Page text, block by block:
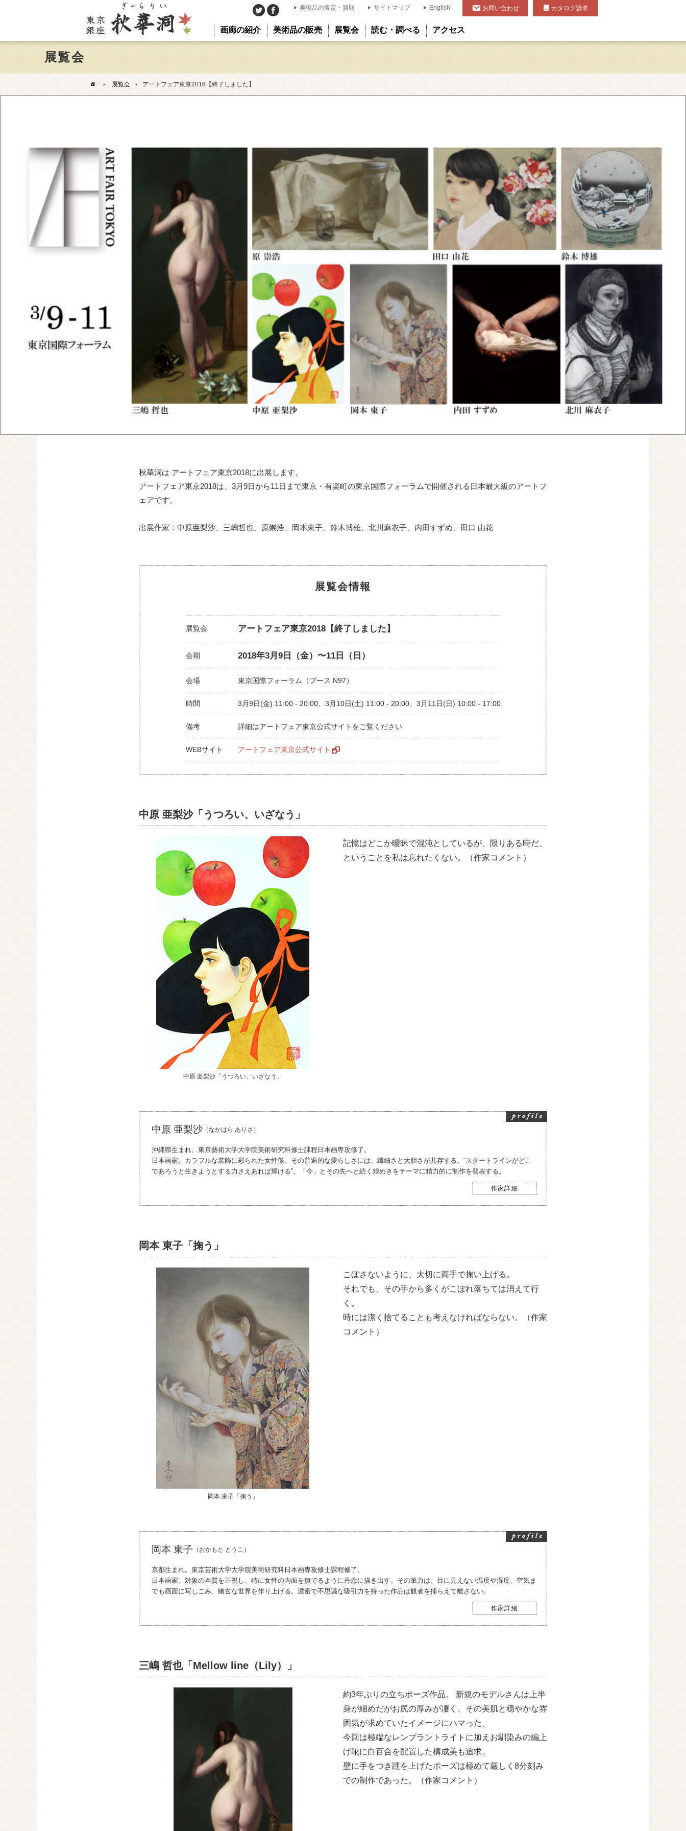
絵画骨董買取プロ
GALLERY SCENA
浮世絵ぎゃらりい秋華洞
画廊の紹介 美術品の販売 展覧会 読む・調べる アクセス
美術品の査定・買取 サイトマップ English お問い合わせ カタログ請求
展覧会
› 展覧会 › アートフェア東京2018【終了しました】
秋華洞は アートフェア東京2018に出展します。
アートフェア東京2018は、3月9日から11日まで東京・有楽町の東京国際フォーラムで開催される日本最大級のアートフ
ェアです。
出展作家：中原亜梨沙、三嶋哲也、原崇浩、岡本東子、鈴木博雄、北川麻衣子、内田すずめ、田口 由花
展覧会情報
展覧会 アートフェア東京2018【終了しました】
会期 2018年3月9日（金）〜11日（日）
会場 東京国際フォーラム（ブース N97）
時間 3月9日(金) 11:00 - 20:00、3月10日(土) 11:00 - 20:00、3月11日(日) 10:00 - 17:00
備考 詳細はアートフェア東京公式サイトをご覧ください
WEBサイト アートフェア東京公式サイト
中原 亜梨沙「うつろい、いざなう」
中原 亜梨沙「うつろい、いざなう」
記憶はどこか曖昧で混沌としているが、限りある時だ、
ということを私は忘れたくない。（作家コメント）
中原 亜梨沙 （なかはら ありさ）
沖縄県生まれ。東京藝術大学大学院美術研究科修士課程日本画専攻修了。
日本画家。カラフルな装飾に彩られた女性像。その普遍的な愛らしさには、繊細さと大胆さが共存する。“スタートラインがどこ
であろうと生きようとする力さえあれば輝ける”。「今」とその先へと続く煌めきをテーマに精力的に制作を発表する。
作家詳細
岡本 東子「掬う」
岡本 東子「掬う」
こぼさないように、大切に両手で掬い上げる。
それでも、その手から多くがこぼれ落ちては消えて行
く。
時には潔く捨てることも考えなければならない。（作家
コメント）
岡本 東子 （おかもと とうこ）
京都生まれ。東京芸術大学大学院美術研究科日本画専攻修士課程修了。
日本画家。対象の本質を正視し、特に女性の内面を撫でるように丹念に描き出す。その筆力は、目に見えない温度や湿度、空気ま
でも画面に写しこみ、幽玄な世界を作り上げる。濃密で不思議な吸引力を持った作品は観者を捕らえて離さない。
作家詳細
三嶋 哲也「Mellow line（Lily）」
約3年ぶりの立ちポーズ作品。 新規のモデルさんは上半
身が細めだがお尻の厚みが凄く、その美肌と穏やかな雰
囲気が求めていたイメージにハマった。
今回は極端なレンプラントライトに加えお馴染みの編上
げ靴に白百合を配置した構成美も追求。
壁に手をつき踵を上げたポーズは極めて厳しく8分刻み
での制作であった。（作家コメント）